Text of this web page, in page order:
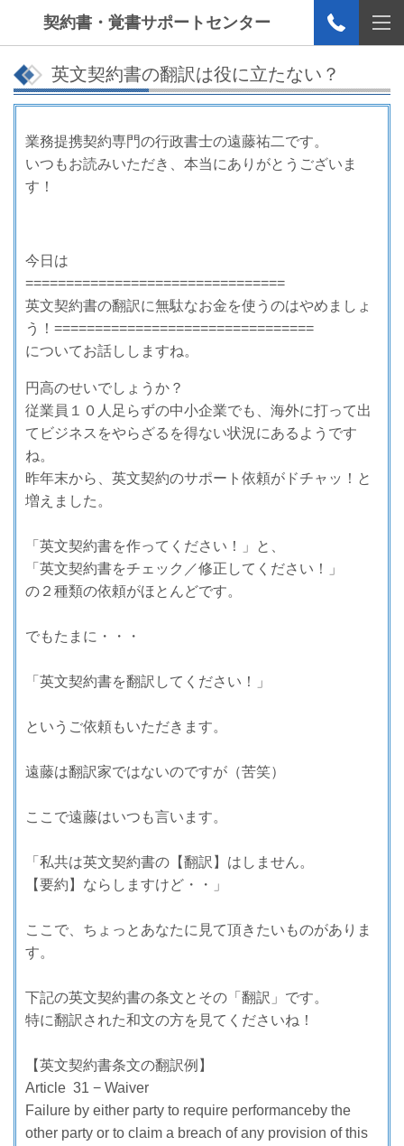
契約書・覚書サポートセンター
英文契約書の翻訳は役に立たない？
業務提携契約専門の行政書士の遠藤祐二です。
いつもお読みいただき、本当にありがとうございま
す！
今日は
================================
英文契約書の翻訳に無駄なお金を使うのはやめましょ
う！================================
についてお話ししますね。
円高のせいでしょうか？
従業員１０人足らずの中小企業でも、海外に打って出
てビジネスをやらざるを得ない状況にあるようです
ね。
昨年末から、英文契約のサポート依頼がドチャッ！と
増えました。
「英文契約書を作ってください！」と、
「英文契約書をチェック／修正してください！」
の２種類の依頼がほとんどです。
でもたまに・・・
「英文契約書を翻訳してください！」
というご依頼もいただきます。
遠藤は翻訳家ではないのですが（苦笑）
ここで遠藤はいつも言います。
「私共は英文契約書の【翻訳】はしません。
【要約】ならしますけど・・」
ここで、ちょっとあなたに見て頂きたいものがありま
す。
下記の英文契約書の条文とその「翻訳」です。
特に翻訳された和文の方を見てくださいね！
【英文契約書条文の翻訳例】
Article 31 − Waiver
Failure by either party to require performanceby the
other party or to claim a breach of any provision of this